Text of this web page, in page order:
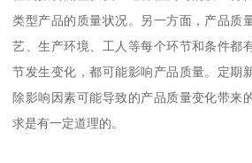
类型产品的质量状况。另一方面，产品质
艺、生产环境、工人等每个环节和条件都
节发生变化，都可能影响产品质量。定期
除影响因素可能导致的产品质量变化带来
求是有一定道理的。